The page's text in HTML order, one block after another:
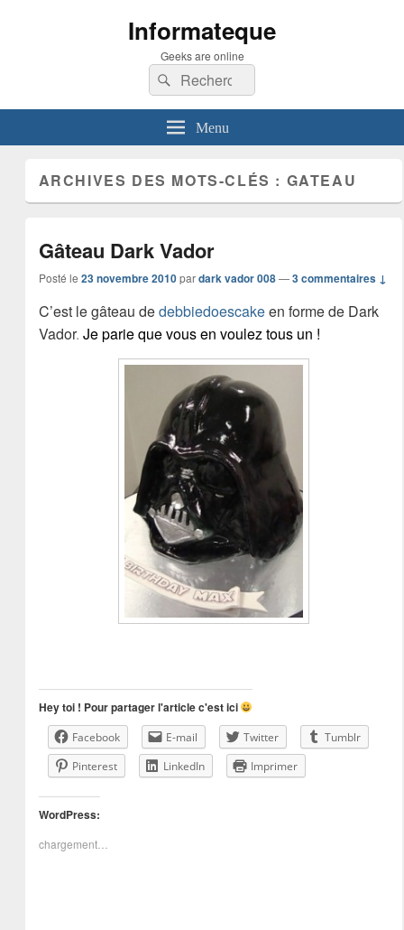
Informateque
Geeks are online
Recherche :
Rechercher
Menu
ARCHIVES DES MOTS-CLÉS : GATEAU
Gâteau Dark Vador
Posté le 23 novembre 2010 pardark vador 008 —3 commentaires ↓
C’est le gâteau dedebbiedoescakeen forme de Dark
Vador. Je parie que vous en voulez tous un !
Hey toi ! Pour partager l'article c'est ici
Facebook E-mail Twitter
Tumblr
Pinterest
LinkedIn Imprimer
WordPress:
chargement…